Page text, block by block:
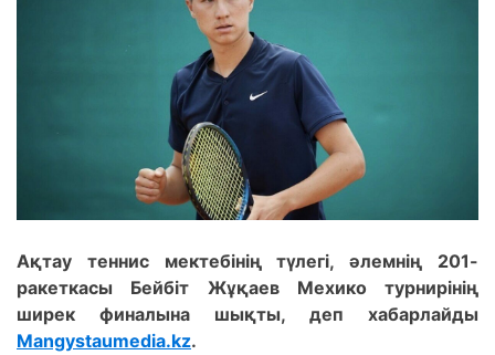
Ақтау теннис мектебінің түлегі, әлемнің 201-
ракеткасы Бейбіт Жұқаев Мехико турнирінің
ширек финалына шықты, деп хабарлайды
Mangystaumedia.kz.